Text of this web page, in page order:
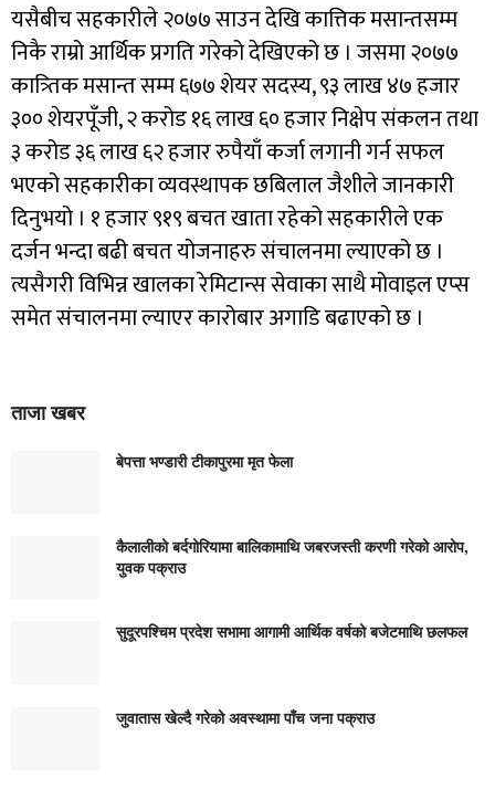
यसैबीच सहकारीले २०७७ साउन देखि कात्तिक मसान्तसम्म
निकै राम्रो आर्थिक प्रगति गरेको देखिएको छ । जसमा २०७७
कात्र्तिक मसान्त सम्म ६७७ शेयर सदस्य, ९३ लाख ४७ हजार
३०० शेयरपूँजी, २ करोड १६ लाख ६० हजार निक्षेप संकलन तथा
३ करोड ३६ लाख ६२ हजार रुपैयाँ कर्जा लगानी गर्न सफल
भएको सहकारीका व्यवस्थापक छबिलाल जैशीले जानकारी
दिनुभयो । १ हजार ९१९ बचत खाता रहेको सहकारीले एक
दर्जन भन्दा बढी बचत योजनाहरु संचालनमा ल्याएको छ ।
त्यसैगरी विभिन्न खालका रेमिटान्स सेवाका साथै मोवाइल एप्स
समेत संचालनमा ल्याएर कारोबार अगाडि बढाएको छ ।
ताजा खबर
बेपत्ता भण्डारी टीकापुरमा मृत फेला
कैलालीको बर्दगोरियामा बालिकामाथि जबरजस्ती करणी गरेको आरोप,
युवक पक्राउ
सुदूरपश्चिम प्रदेश सभामा आगामी आर्थिक वर्षको बजेटमाथि छलफल
जुवातास खेल्दै गरेको अवस्थामा पाँच जना पक्राउ